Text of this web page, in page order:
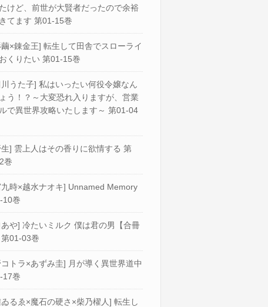
けど、前世が大賢者だったので余裕
てます 第01-15巻
×錬金王] 転生して田舎でスローライ
くりたい 第01-15巻
うた子] 私はいったい何役令嬢なん
う！？～大変恐れ入りますが、営業
で異世界攻略いたします～ 第01-04
] 雲上人はその香りに欲情する 第
巻
九時×越水ナオキ] Unnamed Memory
10巻
や] 冷たいミルク 僕は君の男【合冊
第01-03巻
トラ×あずみ圭] 月が導く異世界道中
17巻
るゑ×魔石の硬さ×柴乃櫂人] 転生し